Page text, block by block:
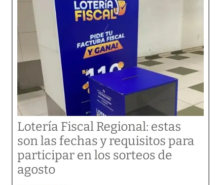
Lotería Fiscal Regional: estas
son las fechas y requisitos para
participar en los sorteos de
agosto